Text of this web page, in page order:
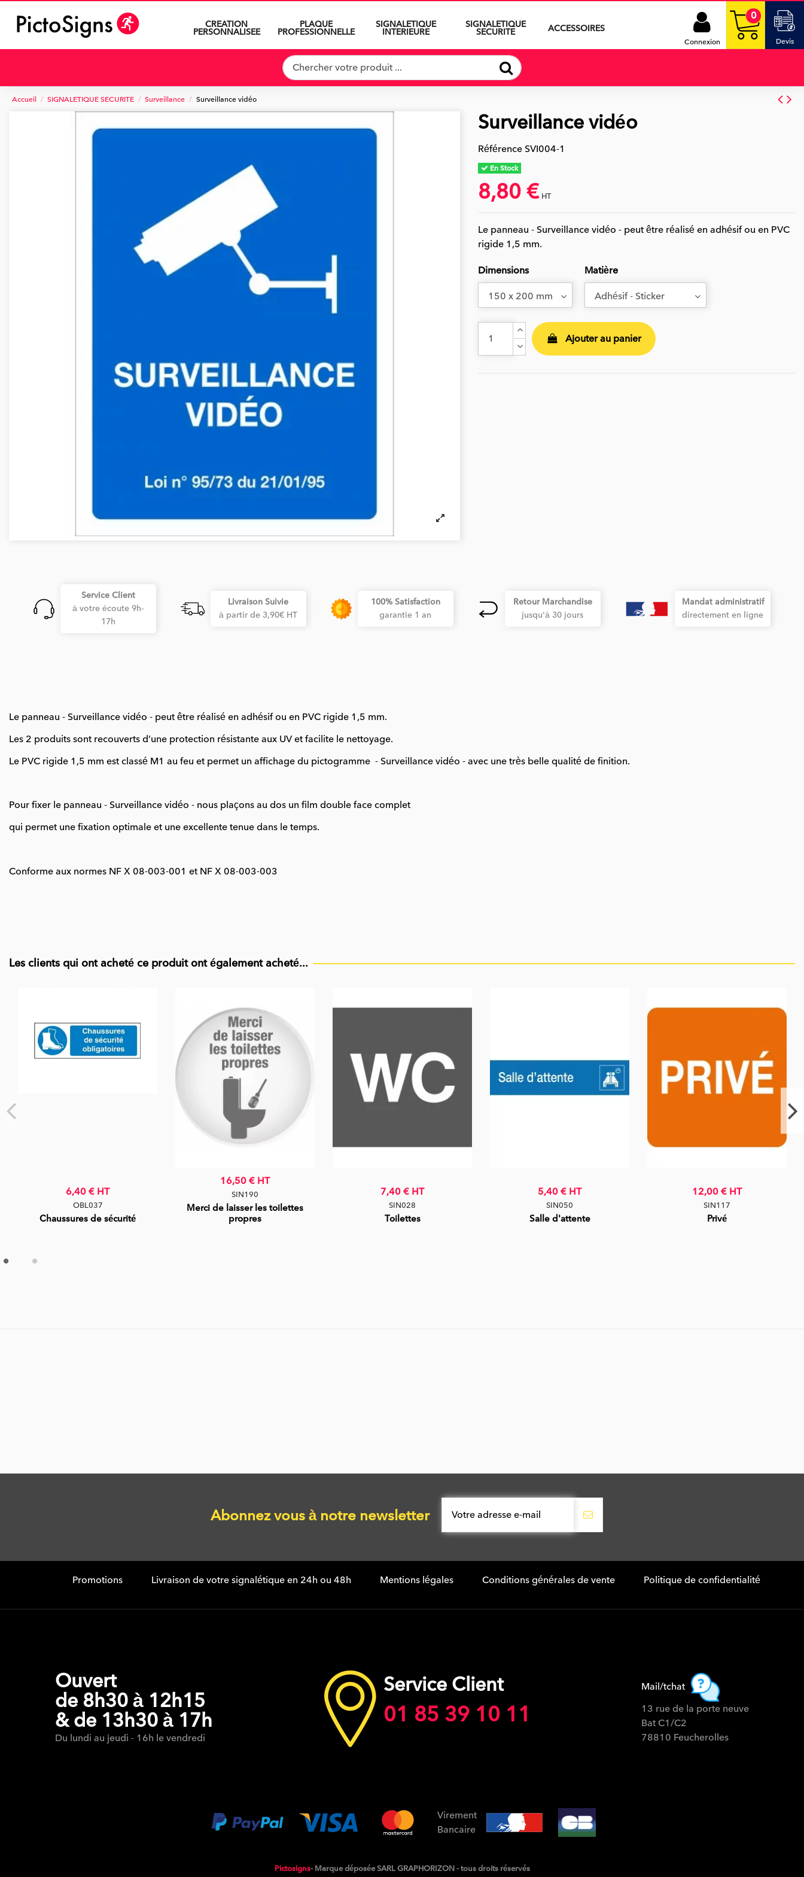
CREATION
PERSONNALISEE
PLAQUE
PROFESSIONNELLE
SIGNALETIQUE
INTERIEURE
SIGNALETIQUE
SECURITE
ACCESSOIRES
Connexion
0
Devis
Accueil SIGNALETIQUE SECURITE Surveillance Surveillance vidéo
Surveillance vidéo
Référence SVI004-1
En Stock
8,80 € HT
Le panneau - Surveillance vidéo - peut être réalisé en adhésif ou en PVC
rigide 1,5 mm.
Dimensions Matière
Ajouter au panier
Service Client
à votre écoute 9h-
17h
Livraison Suivie
à partir de 3,90€ HT
100% Satisfaction
garantie 1 an
Retour Marchandise
jusqu'à 30 jours
Mandat administratif
directement en ligne
Le panneau - Surveillance vidéo - peut être réalisé en adhésif ou en PVC rigide 1,5 mm.
Les 2 produits sont recouverts d’une protection résistante aux UV et facilite le nettoyage.
Le PVC rigide 1,5 mm est classé M1 au feu et permet un affichage du pictogramme - Surveillance vidéo - avec une très belle qualité de finition.
Pour fixer le panneau - Surveillance vidéo - nous plaçons au dos un film double face complet
qui permet une fixation optimale et une excellente tenue dans le temps.
Conforme aux normes NF X 08-003-001 et NF X 08-003-003
Les clients qui ont acheté ce produit ont également acheté...
Chaussures de sécurité
OBL037
6,40 € HT
Merci de laisser les toilettes
propres
SIN190
16,50 € HT
Toilettes
SIN028
7,40 € HT
Salle d'attente
SIN050
5,40 € HT
Privé
SIN117
12,00 € HT
Abonnez vous à notre newsletter
Promotions Livraison de votre signalétique en 24h ou 48h Mentions légales Conditions générales de vente Politique de confidentialité
Ouvert
de 8h30 à 12h15
& de 13h30 à 17h
Du lundi au jeudi - 16h le vendredi
Service Client
01 85 39 10 11
Mail/tchat
13 rue de la porte neuve
Bat C1/C2
78810 Feucherolles
Virement
Bancaire
Pictosigns- Marque déposée SARL GRAPHORIZON - tous droits réservés